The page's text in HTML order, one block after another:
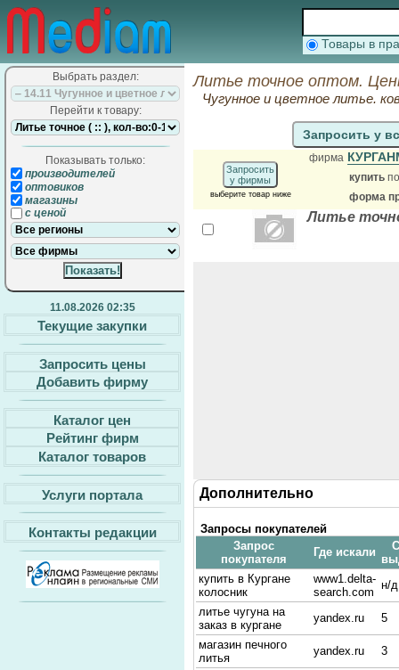
Товары в
Выбрать раздел:
Перейти к товару:
Показывать только:
производителей
оптовиков
магазины
с ценой
11.08.2026 02:35
Текущие закупки
Запросить цены
Добавить фирму
Каталог цен
Рейтинг фирм
Каталог товаров
Услуги портала
Контакты редакции
Литье точное оптом.
Чугунное и цветное литье.
Запросить у
Запросить
у фирмы
выберите товар ниже
фирма
купить
форма
Литье
Дополнительно
Запросы покупателей
Запрос
покупателя
Где искали
купить в Кургане
колосник
www1.delta-
search.com
н/д
литье чугуна на
заказ в кургане
yandex.ru
5
магазин печного
литья
yandex.ru
3